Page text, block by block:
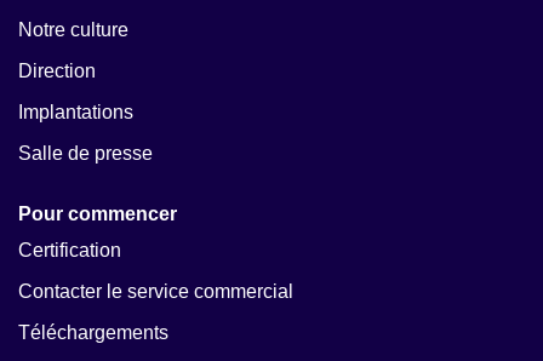
Notre culture
Direction
Implantations
Salle de presse
Pour commencer
Certification
Contacter le service commercial
Téléchargements